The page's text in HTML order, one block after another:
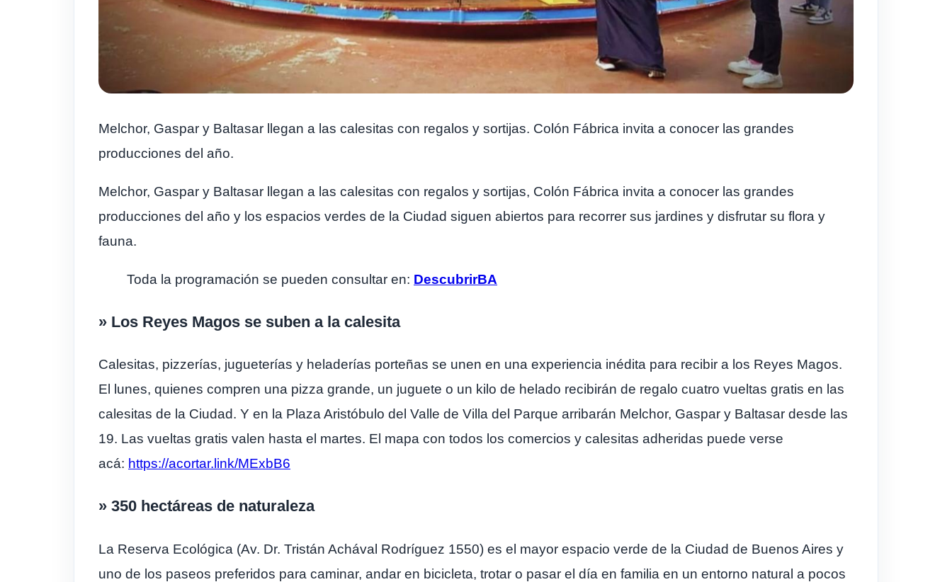
Melchor, Gaspar y Baltasar llegan a las calesitas con regalos y sortijas. Colón Fábrica invita a conocer las grandes
producciones del año.
Melchor, Gaspar y Baltasar llegan a las calesitas con regalos y sortijas, Colón Fábrica invita a conocer las grandes
producciones del año y los espacios verdes de la Ciudad siguen abiertos para recorrer sus jardines y disfrutar su flora y
fauna.
Toda la programación se pueden consultar en: DescubrirBA
» Los Reyes Magos se suben a la calesita
Calesitas, pizzerías, jugueterías y heladerías porteñas se unen en una experiencia inédita para recibir a los Reyes Magos.
El lunes, quienes compren una pizza grande, un juguete o un kilo de helado recibirán de regalo cuatro vueltas gratis en las
calesitas de la Ciudad. Y en la Plaza Aristóbulo del Valle de Villa del Parque arribarán Melchor, Gaspar y Baltasar desde las
19. Las vueltas gratis valen hasta el martes. El mapa con todos los comercios y calesitas adheridas puede verse
acá: https://acortar.link/MExbB6
» 350 hectáreas de naturaleza
La Reserva Ecológica (Av. Dr. Tristán Achával Rodríguez 1550) es el mayor espacio verde de la Ciudad de Buenos Aires y
uno de los paseos preferidos para caminar, andar en bicicleta, trotar o pasar el día en familia en un entorno natural a pocos